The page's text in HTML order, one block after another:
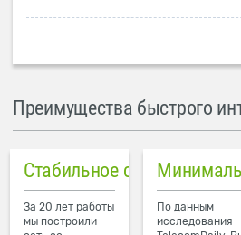
Преимущества быстрого
Стабильное соединение
За 20 лет работы
мы построили
По данным
исследования